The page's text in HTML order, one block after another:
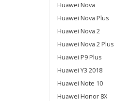
Huawei Nova
Huawei Nova Plus
Huawei Nova 2
Huawei Nova 2 Plus
Huawei P9 Plus
Huawei Y3 2018
Huawei Note 10
Huawei Honor 8X